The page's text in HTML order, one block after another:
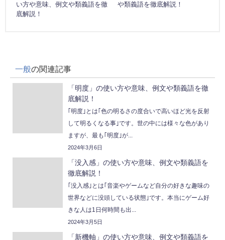
い方や意味、例文や類義語を徹
底解説！
や類義語を徹底解説！
一般の関連記事
「明度」の使い方や意味、例文や類義語を徹
底解説！
｢明度｣とは｢色の明るさの度合いで高いほど光を反射
して明るくなる事｣です。世の中には様々な色があり
ますが、最も｢明度｣が...
2024年3月6日
「没入感」の使い方や意味、例文や類義語を
徹底解説！
｢没入感｣とは｢音楽やゲームなど自分の好きな趣味の
世界などに没頭している状態｣です。本当にゲーム好
きな人は1日何時間も出...
2024年3月5日
「新機軸」の使い方や意味、例文や類義語を